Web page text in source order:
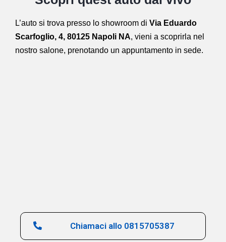
L’auto si trova presso lo showroom di Via Eduardo
Scarfoglio, 4, 80125 Napoli NA, vieni a scoprirla nel
nostro salone, prenotando un appuntamento in sede.
Chiamaci allo 0815705387